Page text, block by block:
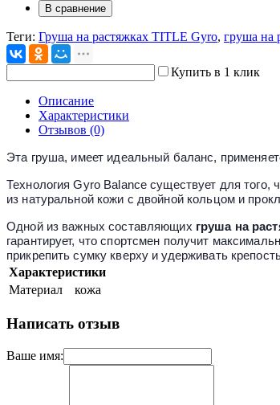
В сравнение
Теги: Груша на растяжках TITLE Gyro, груша на
Купить в 1 клик
Описание
Характеристики
Отзывов (0)
Эта груша, имеет идеальный баланс,
Технология Gyro Balance существует для
из натуральной кожи с двойной кольцом и
Одной из важных составляющих груша на
гарантирует, что спортсмен получит
прикрепить сумку кверху и удерживать
Характеристики
Материал
кожа
Написать отзыв
Ваше имя: